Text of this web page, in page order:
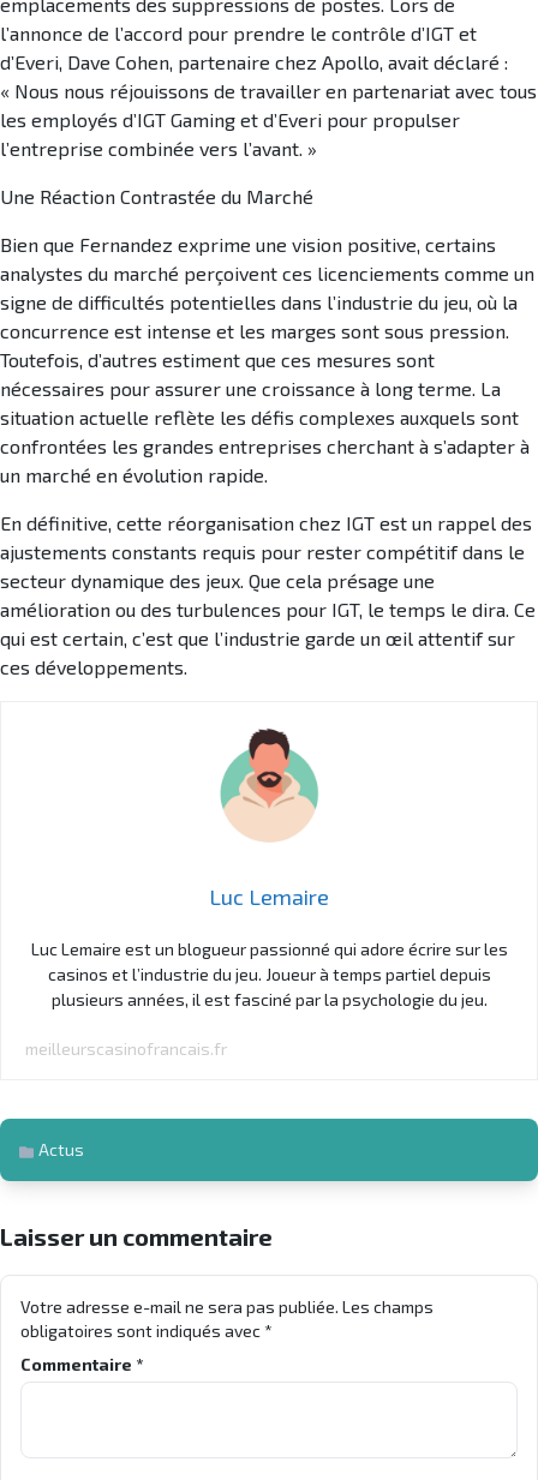
l’annonce de l’accord pour prendre le contrôle d’IGT et
d’Everi, Dave Cohen, partenaire chez Apollo, avait déclaré :
« Nous nous réjouissons de travailler en partenariat avec tous
les employés d’IGT Gaming et d’Everi pour propulser
l’entreprise combinée vers l’avant. »
Une Réaction Contrastée du Marché
Bien que Fernandez exprime une vision positive, certains
analystes du marché perçoivent ces licenciements comme un
signe de difficultés potentielles dans l’industrie du jeu, où la
concurrence est intense et les marges sont sous pression.
Toutefois, d’autres estiment que ces mesures sont
nécessaires pour assurer une croissance à long terme. La
situation actuelle reflète les défis complexes auxquels sont
confrontées les grandes entreprises cherchant à s’adapter à
un marché en évolution rapide.
En définitive, cette réorganisation chez IGT est un rappel des
ajustements constants requis pour rester compétitif dans le
secteur dynamique des jeux. Que cela présage une
amélioration ou des turbulences pour IGT, le temps le dira. Ce
qui est certain, c’est que l’industrie garde un œil attentif sur
ces développements.
Luc Lemaire
Luc Lemaire est un blogueur passionné qui adore écrire sur les
casinos et l’industrie du jeu. Joueur à temps partiel depuis
plusieurs années, il est fasciné par la psychologie du jeu.
meilleurscasinofrancais.fr
Actus
Laisser un commentaire
Votre adresse e-mail ne sera pas publiée. Les champs
obligatoires sont indiqués avec*
Commentaire *